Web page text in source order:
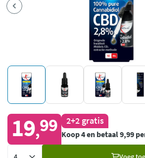
19,99 2+2 gratis
Koop 4 en betaal 9,99